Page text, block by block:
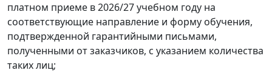
платном приеме в 2026/27 учебном году на
соответствующие направление и форму обучения,
подтвержденной гарантийными письмами,
полученными от заказчиков, с указанием количества
таких лиц;